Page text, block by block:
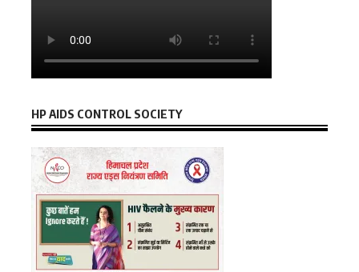
HP AIDS CONTROL SOCIETY